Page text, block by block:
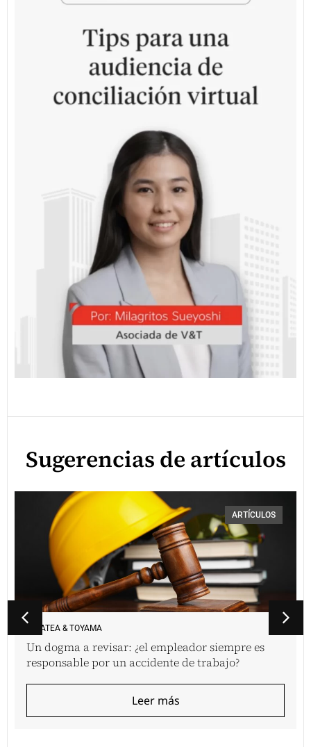
Sugerencias de artículos
ARTÍCULOS
VINATEA & TOYAMA
Un dogma a revisar: ¿el empleador siempre es
responsable por un accidente de trabajo?
Leer más